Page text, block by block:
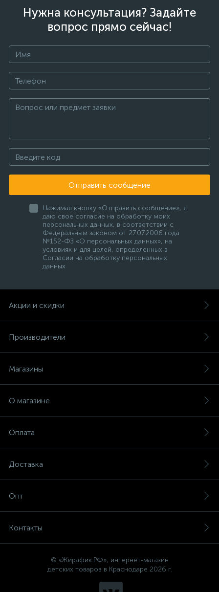
Нужна консультация? Задайте
вопрос прямо сейчас!
Отправить сообщение
Нажимая кнопку «Отправить сообщение», я
даю свое согласие на обработку моих
персональных данных, в соответствии с
Федеральным законом от 27.07.2006 года
№152-ФЗ «О персональных данных», на
условиях и для целей, определенных в
Согласии на обработку персональных
данных
Акции и скидки
Производители
Магазины
О магазине
Оплата
Доставка
Опт
Контакты
© «Жирафик.РФ», интернет-магазин
детских товаров в Краснодаре 2026 г.